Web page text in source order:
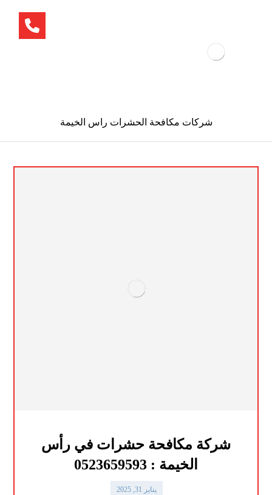
شركات مكافحة الحشرات راس الخيمة
شركة مكافحة حشرات في رأس
الخيمة : 0523659593
يناير 31, 2025